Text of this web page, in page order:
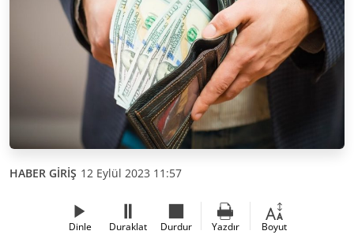
HABER GİRİŞ 12 Eylül 2023 11:57
Dinle Duraklat Durdur Yazdır Boyut